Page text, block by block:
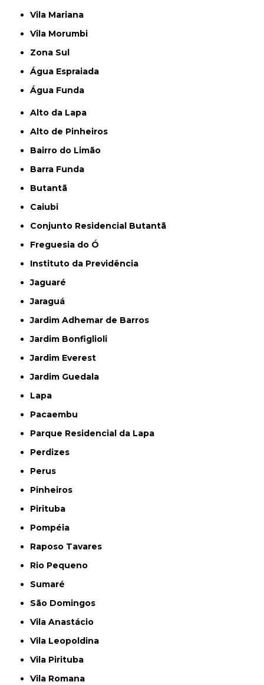
Vila Mariana
Vila Morumbi
Zona Sul
Água Espraiada
Água Funda
Alto da Lapa
Alto de Pinheiros
Bairro do Limão
Barra Funda
Butantã
Caiubi
Conjunto Residencial Butantã
Freguesia do Ó
Instituto da Previdência
Jaguaré
Jaraguá
Jardim Adhemar de Barros
Jardim Bonfiglioli
Jardim Everest
Jardim Guedala
Lapa
Pacaembu
Parque Residencial da Lapa
Perdizes
Perus
Pinheiros
Pirituba
Pompéia
Raposo Tavares
Rio Pequeno
Sumaré
São Domingos
Vila Anastácio
Vila Leopoldina
Vila Pirituba
Vila Romana